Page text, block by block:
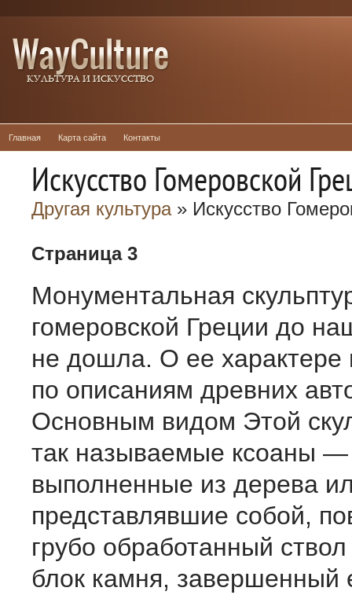
Главная Карта сайта Контакты
Искусство Гомеровской
Другая культура» Искусство
Страница 3
Монументальная
гомеровской Греции до
не дошла. О ее характере
по описаниям древних
Основным видом Этой
так называемые ксоаны
выполненные из дерева
представлявшие собой,
грубо обработанный
блок камня, завершенный